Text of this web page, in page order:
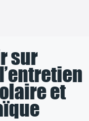
sur
et